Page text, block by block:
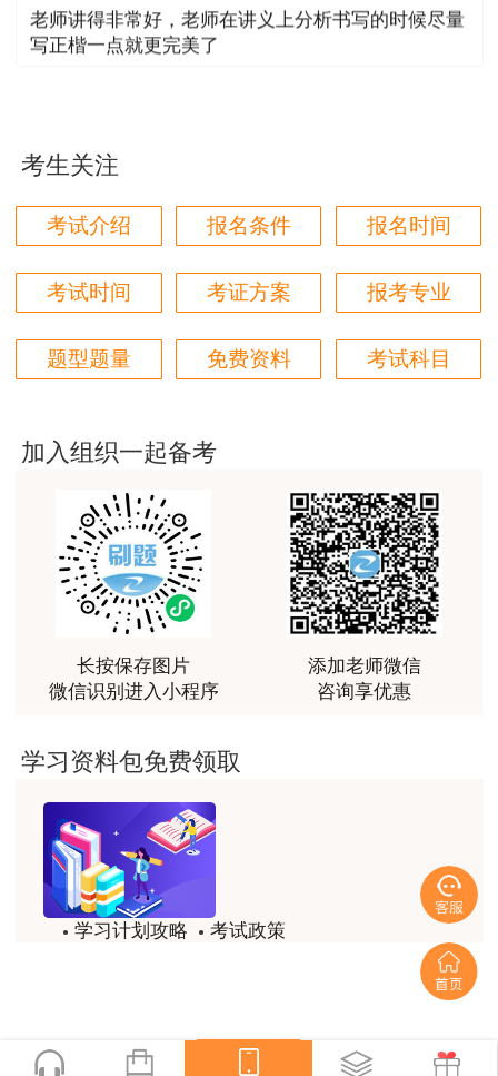
相关信息查询方式
用户m1****96
三个字讲得好
用户m1****88
太喜欢王英老师了
平台历史购买的课程，老师讲的多非常好
用户m2****68
老师讲的很细致很认真，课件准备充分也非常有耐
最棒的预习课
用户m2****66
越听越觉得好
用户m2****66
越听越觉得好
非常非常非常非常棒！！!！
用户m2****66
非常非常非常非常棒！！!！
用户xi****mo
土建计量这门课我听了门金瑞和孙琦两位老师的课
程，感觉各有千秋，正好取长补短助我通过了该门考
时间是我们通过的保证，没有什么比坚持更有价值，
考生关注
考试介绍 报名条件 报名时间
考试时间 考证方案 报考专业
题型题量 免费资料 考试科目
加入组织一起备考
长按保存图片
微信识别进入小程序
添加老师微信
咨询享优惠
学习资料包免费领取
学习计划攻略
考试政策